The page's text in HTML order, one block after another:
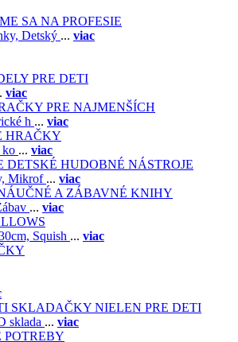
SA NA PROFESIE
Detský ... viac
PRE DETI
viac
PRE NAJMENŠÍCH
h ... viac
HRAČKY
ko ... viac
DETSKÉ HUDOBNÉ NÁSTROJE
Mikrof ... viac
A ZÁBAVNÉ KNIHY
... viac
Squish ... viac
SKLADAČKY NIELEN PRE DETI
sklada ... viac
POTREBY